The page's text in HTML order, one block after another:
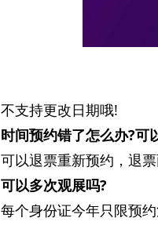
不支持更改日期哦!
时间预约错了怎么办?可
可以退票重新预约，退
可以多次观展吗?
每个身份证今年只限预